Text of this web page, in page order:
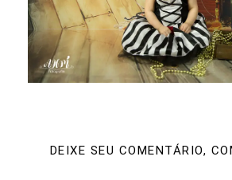
DEIXE SEU COMENTÁRIO,